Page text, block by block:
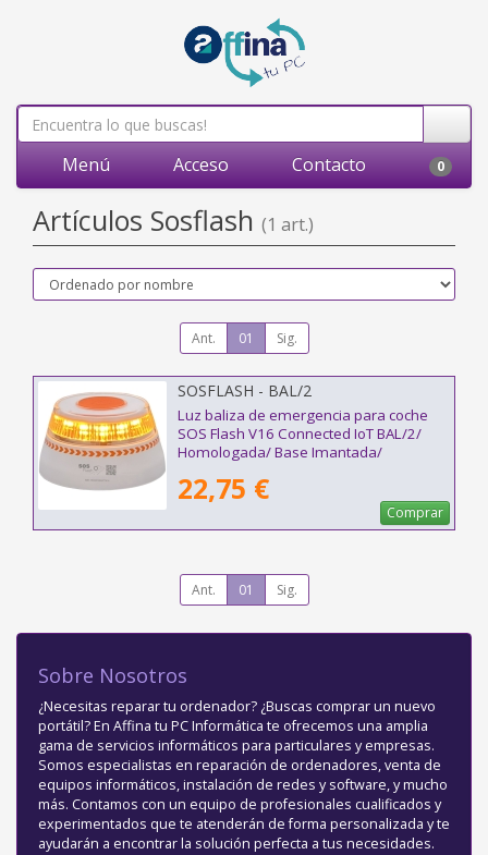
Menú Acceso Contacto 0
Artículos Sosflash (1 art.)
Ant. 01 Sig.
SOSFLASH - BAL/2
Luz baliza de emergencia para coche
SOS Flash V16 Connected IoT BAL/2/
Homologada/ Base Imantada/
22,75 €
Comprar
Ant. 01 Sig.
Sobre Nosotros
¿Necesitas reparar tu ordenador? ¿Buscas comprar un nuevo
portátil? En Affina tu PC Informática te ofrecemos una amplia
gama de servicios informáticos para particulares y empresas.
Somos especialistas en reparación de ordenadores, venta de
equipos informáticos, instalación de redes y software, y mucho
más. Contamos con un equipo de profesionales cualificados y
experimentados que te atenderán de forma personalizada y te
ayudarán a encontrar la solución perfecta a tus necesidades.